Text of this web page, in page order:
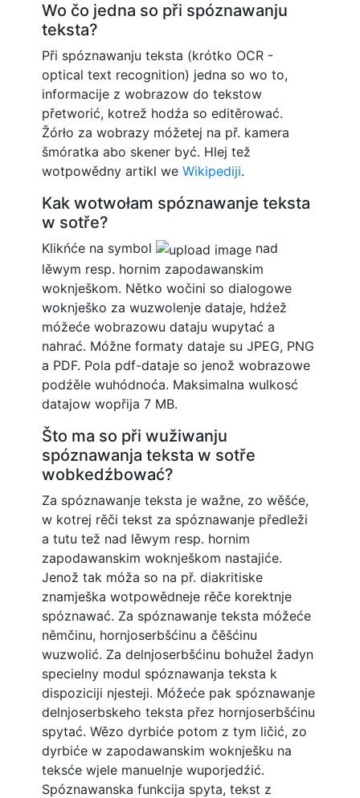
Wo čo jedna so při spóznawanju
teksta?
Při spóznawanju teksta (krótko OCR -
optical text recognition) jedna so wo to,
informacije z wobrazow do tekstow
přetworić, kotrež hodźa so editěrować.
Žórło za wobrazy móžetej na př. kamera
šmóratka abo skener być. Hlej tež
wotpowědny artikl weWikipediji.
Kak wotwołam spóznawanje teksta
w sotře?
Klikńće na symbol
nad
lěwym resp. hornim zapodawanskim
woknješkom. Nětko wočini so dialogowe
woknješko za wuzwolenje dataje, hdźež
móžeće wobrazowu dataju wupytać a
nahrać. Móžne formaty dataje su JPEG, PNG
a PDF. Pola pdf-dataje so jenož wobrazowe
podźěle wuhódnoća. Maksimalna wulkosć
datajow wopřija 7 MB.
Što ma so při wužiwanju
spóznawanja teksta w sotře
wobkedźbować?
Za spóznawanje teksta je wažne, zo wěšće,
w kotrej rěči tekst za spóznawanje předleži
a tutu tež nad lěwym resp. hornim
zapodawanskim woknješkom nastajiće.
Jenož tak móža so na př. diakritiske
znamješka wotpowědneje rěče korektnje
spóznawać. Za spóznawanje teksta móžeće
němčinu, hornjoserbšćinu a čěšćinu
wuzwolić. Za delnjoserbšćinu bohužel žadyn
specielny modul spóznawanja teksta k
dispoziciji njesteji. Móžeće pak spóznawanje
delnjoserbskeho teksta přez hornjoserbšćinu
spytać. Wězo dyrbiće potom z tym ličić, zo
dyrbiće w zapodawanskim woknješku na
teksće wjele manuelnje wuporjedźić.
Spóznawanska funkcija spyta, tekst z